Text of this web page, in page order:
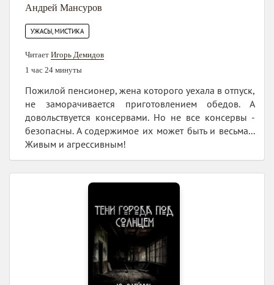
Андрей Мансуров
УЖАСЫ, МИСТИКА
Читает Игорь Демидов
1 час 24 минуты
Пожилой пенсионер, жена которого уехала в отпуск,
не заморачивается приготовлением обедов. А
довольствуется консервами. Но не все консервы -
безопасны. А содержимое их может быть и весьма...
Живым и агрессивным!